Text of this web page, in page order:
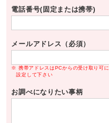
電話番号(固定または携帯)
メールアドレス（必須）
※ 携帯アドレスはPCからの受け取り可に
設定して下さい
お調べになりたい事柄